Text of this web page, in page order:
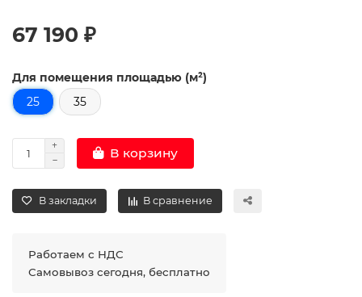
67 190 ₽
Для помещения площадью (м²)
25
35
В корзину
В закладки В сравнение
Работаем с НДС
Самовывоз сегодня, бесплатно